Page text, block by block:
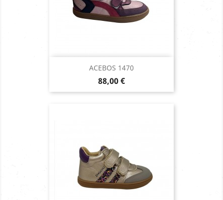
ACEBOS 1470
Prix
88,00 €